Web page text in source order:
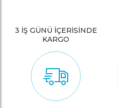
3 İŞ GÜNÜ İÇERİSİNDE
KARGO